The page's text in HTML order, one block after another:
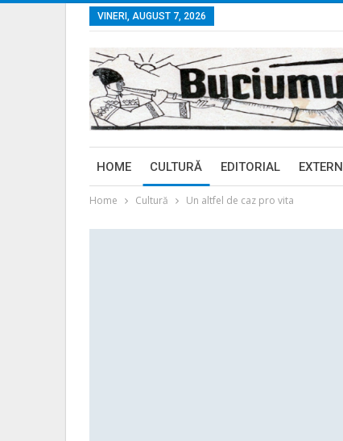
VINERI, AUGUST 7, 2026
HOME CULTURĂ EDITORIAL EXTERN
Home Cultură Un altfel de caz pro vita